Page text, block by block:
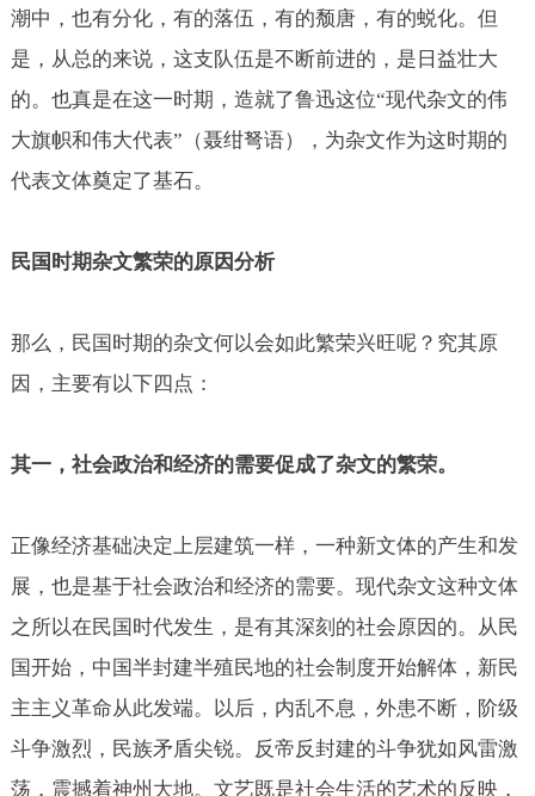
潮中，也有分化，有的落伍，有的颓唐，有的蜕化。但
是，从总的来说，这支队伍是不断前进的，是日益壮大
的。也真是在这一时期，造就了鲁迅这位“现代杂文的伟
大旗帜和伟大代表”（聂绀弩语），为杂文作为这时期的
代表文体奠定了基石。
民国时期杂文繁荣的原因分析
那么，民国时期的杂文何以会如此繁荣兴旺呢？究其原
因，主要有以下四点：
其一，社会政治和经济的需要促成了杂文的繁荣。
正像经济基础决定上层建筑一样，一种新文体的产生和发
展，也是基于社会政治和经济的需要。现代杂文这种文体
之所以在民国时代发生，是有其深刻的社会原因的。从民
国开始，中国半封建半殖民地的社会制度开始解体，新民
主主义革命从此发端。以后，内乱不息，外患不断，阶级
斗争激烈，民族矛盾尖锐。反帝反封建的斗争犹如风雷激
荡，震撼着神州大地。文艺既是社会生活的艺术的反映，